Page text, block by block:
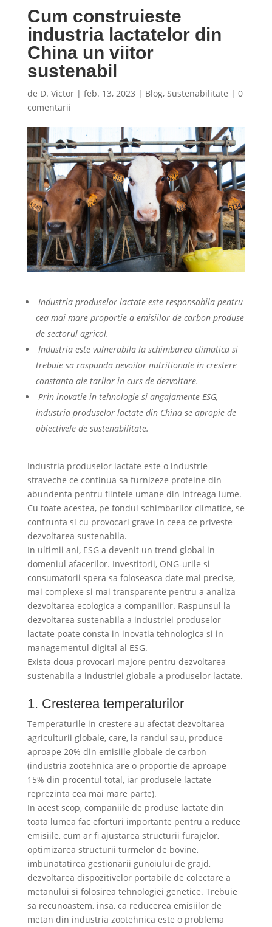
Cum construieste
industria lactatelor din
China un viitor
sustenabil
de D. Victor| feb. 13, 2023 | Blog, Sustenabilitate | 0
comentarii
Industria produselor lactate este responsabila pentru
cea mai mare proportie a emisiilor de carbon produse
de sectorul agricol.
Industria este vulnerabila la schimbarea climatica si
trebuie sa raspunda nevoilor nutritionale in crestere
constanta ale tarilor in curs de dezvoltare.
Prin inovatie in tehnologie si angajamente ESG,
industria produselor lactate din China se apropie de
obiectivele de sustenabilitate.
Industria produselor lactate este o industrie
straveche ce continua sa furnizeze proteine din
abundenta pentru fiintele umane din intreaga lume.
Cu toate acestea, pe fondul schimbarilor climatice, se
confrunta si cu provocari grave in ceea ce priveste
dezvoltarea sustenabila.
In ultimii ani, ESG a devenit un trend global in
domeniul afacerilor. Investitorii, ONG-urile si
consumatorii spera sa foloseasca date mai precise,
mai complexe si mai transparente pentru a analiza
dezvoltarea ecologica a companiilor. Raspunsul la
dezvoltarea sustenabila a industriei produselor
lactate poate consta in inovatia tehnologica si in
managementul digital al ESG.
Exista doua provocari majore pentru dezvoltarea
sustenabila a industriei globale a produselor lactate.
1. Cresterea temperaturilor
Temperaturile in crestere au afectat dezvoltarea
agriculturii globale, care, la randul sau, produce
aproape 20% din emisiile globale de carbon
(industria zootehnica are o proportie de aproape
15% din procentul total, iar produsele lactate
reprezinta cea mai mare parte).
In acest scop, companiile de produse lactate din
toata lumea fac eforturi importante pentru a reduce
emisiile, cum ar fi ajustarea structurii furajelor,
optimizarea structurii turmelor de bovine,
imbunatatirea gestionarii gunoiului de grajd,
dezvoltarea dispozitivelor portabile de colectare a
metanului si folosirea tehnologiei genetice. Trebuie
sa recunoastem, insa, ca reducerea emisiilor de
metan din industria zootehnica este o problema